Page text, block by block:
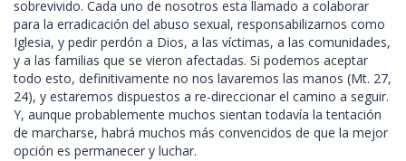
sobrevivido. Cada uno de nosotros esta llamado a colaborar
para la erradicación del abuso sexual, responsabilizarnos como
Iglesia, y pedir perdón a Dios, a las víctimas, a las comunidades,
y a las familias que se vieron afectadas. Si podemos aceptar
todo esto, definitivamente no nos lavaremos las manos (Mt. 27,
24), y estaremos dispuestos a re-direccionar el camino a seguir.
Y, aunque probablemente muchos sientan todavía la tentación
de marcharse, habrá muchos más convencidos de que la mejor
opción es permanecer y luchar.